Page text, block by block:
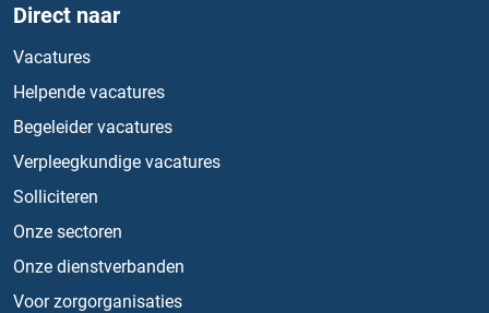
Direct naar
Vacatures
Helpende vacatures
Begeleider vacatures
Verpleegkundige vacatures
Solliciteren
Onze sectoren
Onze dienstverbanden
Voor zorgorganisaties